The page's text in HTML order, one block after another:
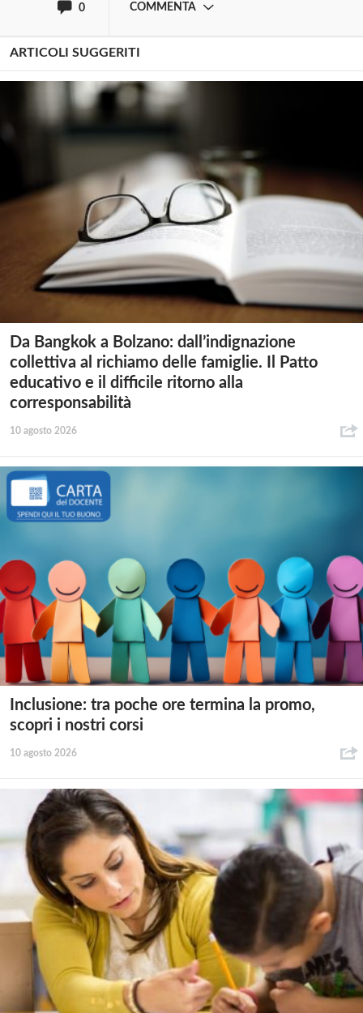
0 COMMENTA
ARTICOLI SUGGERITI
Da Bangkok a Bolzano: dall’indignazione
collettiva al richiamo delle famiglie. Il Patto
educativo e il difficile ritorno alla
corresponsabilità
10 agosto 2026
Inclusione: tra poche ore termina la promo,
scopri i nostri corsi
10 agosto 2026